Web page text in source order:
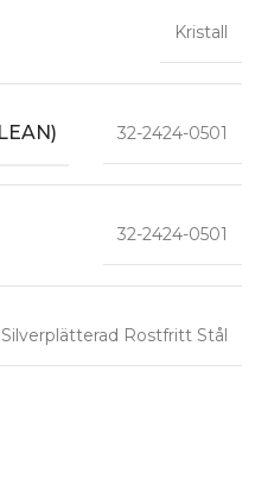
Kristall
32-2424-0501
32-2424-0501
Silverplätterad Rostfritt Stål